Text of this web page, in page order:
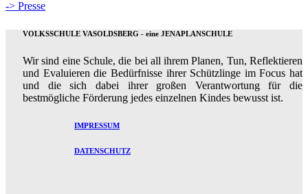
-> Presse
VOLKSSCHULE VASOLDSBERG - eine JENAPLANSCHULE
Wir sind eine Schule, die bei all ihrem Planen, Tun, Reflektieren
und Evaluieren die Bedürfnisse ihrer Schützlinge im Focus hat
und die sich dabei ihrer großen Verantwortung für die
bestmögliche Förderung jedes einzelnen Kindes bewusst ist.
IMPRESSUM
DATENSCHUTZ